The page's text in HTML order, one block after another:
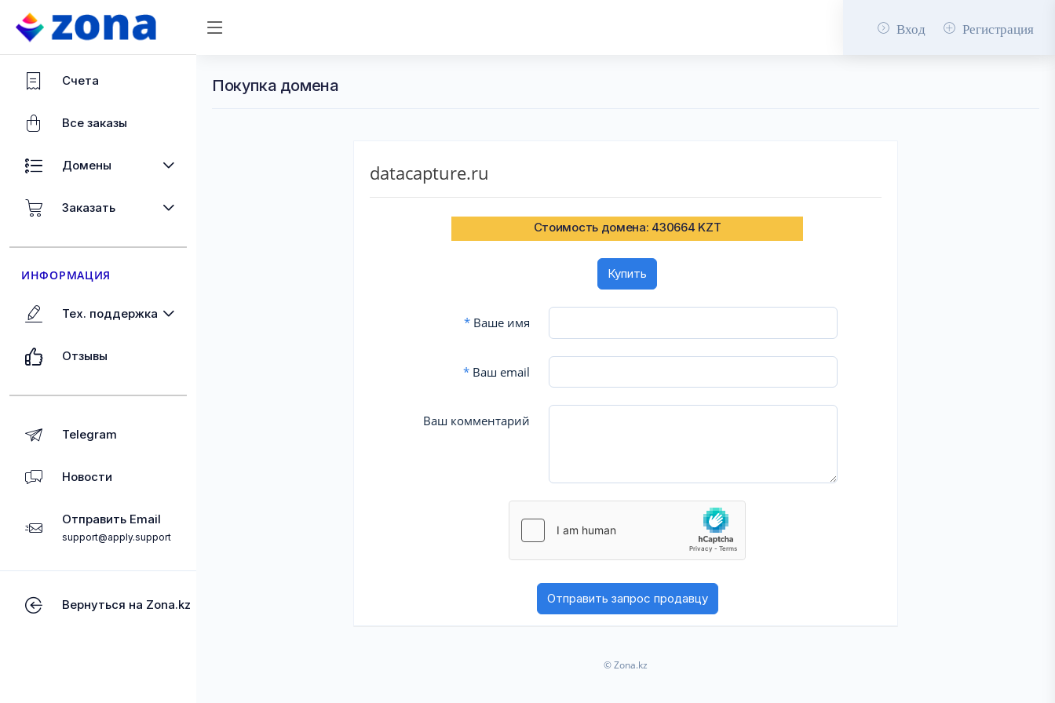
Вход Регистрация
Счета
Все заказы
Домены
Заказать
ИНФОРМАЦИЯ
Тех. поддержка
Отзывы
Telegram
Новости
Отправить Email
support@apply.support
Вернуться на Zona.kz
Покупка домена
datacapture.ru
Стоимость домена: 430664 KZT
Купить
*Ваше имя
*Ваш email
Ваш комментарий
© Zona.kz